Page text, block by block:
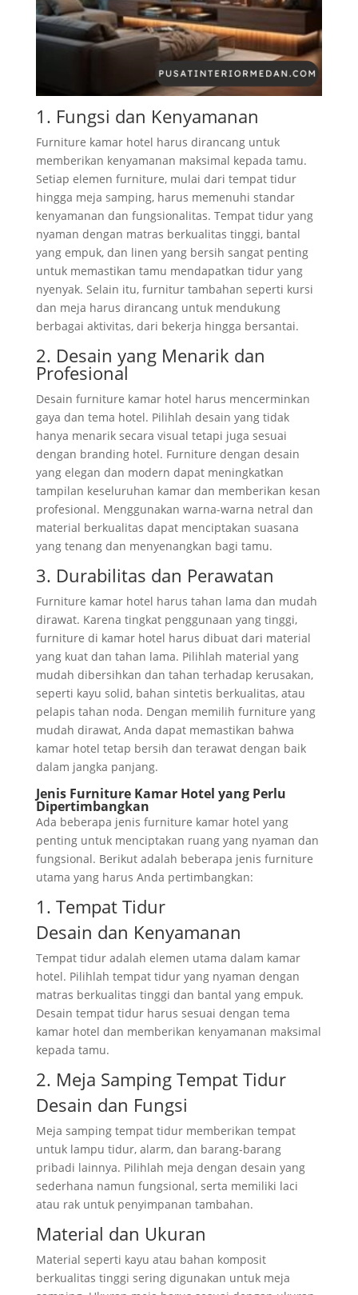
1. Fungsi dan Kenyamanan
Furniture kamar hotel harus dirancang untuk
memberikan kenyamanan maksimal kepada tamu.
Setiap elemen furniture, mulai dari tempat tidur
hingga meja samping, harus memenuhi standar
kenyamanan dan fungsionalitas. Tempat tidur yang
nyaman dengan matras berkualitas tinggi, bantal
yang empuk, dan linen yang bersih sangat penting
untuk memastikan tamu mendapatkan tidur yang
nyenyak. Selain itu, furnitur tambahan seperti kursi
dan meja harus dirancang untuk mendukung
berbagai aktivitas, dari bekerja hingga bersantai.
2. Desain yang Menarik dan
Profesional
Desain furniture kamar hotel harus mencerminkan
gaya dan tema hotel. Pilihlah desain yang tidak
hanya menarik secara visual tetapi juga sesuai
dengan branding hotel. Furniture dengan desain
yang elegan dan modern dapat meningkatkan
tampilan keseluruhan kamar dan memberikan kesan
profesional. Menggunakan warna-warna netral dan
material berkualitas dapat menciptakan suasana
yang tenang dan menyenangkan bagi tamu.
3. Durabilitas dan Perawatan
Furniture kamar hotel harus tahan lama dan mudah
dirawat. Karena tingkat penggunaan yang tinggi,
furniture di kamar hotel harus dibuat dari material
yang kuat dan tahan lama. Pilihlah material yang
mudah dibersihkan dan tahan terhadap kerusakan,
seperti kayu solid, bahan sintetis berkualitas, atau
pelapis tahan noda. Dengan memilih furniture yang
mudah dirawat, Anda dapat memastikan bahwa
kamar hotel tetap bersih dan terawat dengan baik
dalam jangka panjang.
Jenis Furniture Kamar Hotel yang Perlu
Dipertimbangkan
Ada beberapa jenis furniture kamar hotel yang
penting untuk menciptakan ruang yang nyaman dan
fungsional. Berikut adalah beberapa jenis furniture
utama yang harus Anda pertimbangkan:
1. Tempat Tidur
Desain dan Kenyamanan
Tempat tidur adalah elemen utama dalam kamar
hotel. Pilihlah tempat tidur yang nyaman dengan
matras berkualitas tinggi dan bantal yang empuk.
Desain tempat tidur harus sesuai dengan tema
kamar hotel dan memberikan kenyamanan maksimal
kepada tamu.
2. Meja Samping Tempat Tidur
Desain dan Fungsi
Meja samping tempat tidur memberikan tempat
untuk lampu tidur, alarm, dan barang-barang
pribadi lainnya. Pilihlah meja dengan desain yang
sederhana namun fungsional, serta memiliki laci
atau rak untuk penyimpanan tambahan.
Material dan Ukuran
Material seperti kayu atau bahan komposit
berkualitas tinggi sering digunakan untuk meja